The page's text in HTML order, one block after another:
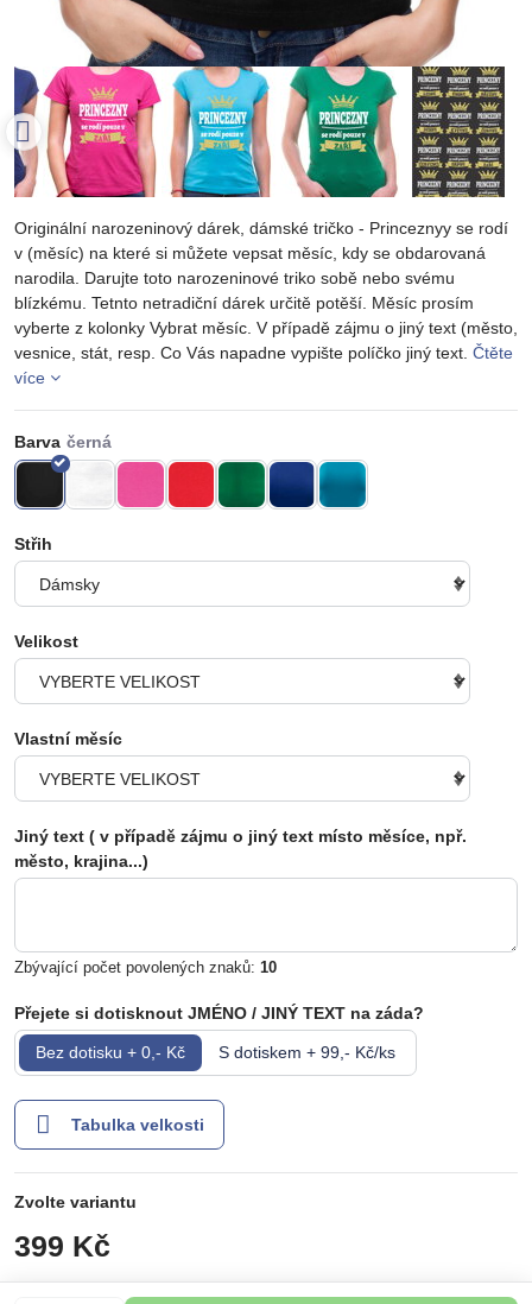
Originální narozeninový dárek, dámské tričko - Princeznyy se rodí
v (měsíc) na které si můžete vepsat měsíc, kdy se obdarovaná
narodila. Darujte toto narozeninové triko sobě nebo svému
blízkému. Tetnto netradiční dárek určitě potěší. Měsíc prosím
vyberte z kolonky Vybrat měsíc. V případě zájmu o jiný text (město,
vesnice, stát, resp. Co Vás napadne vypište políčko jiný text. Čtěte
více
Barva
Střih
Velikost
Vlastní měsíc
Jiný text ( v případě zájmu o jiný text místo měsíce, npř.
město, krajina...)
Zbývající počet povolených znaků: 10
Přejete si dotisknout JMÉNO / JINÝ TEXT na záda?
Bez dotisku + 0,- Kč S dotiskem + 99,- Kč/ks
Tabulka velkosti
Zvolte variantu
399 Kč